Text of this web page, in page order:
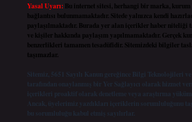
Yasal Uyarı: Bu internet sitesi, herhangi bir marka,
bağlantısı bulunmamaktadır. Sitede yalnızca kendi
paylaşılmaktadır. Burada yer alan içerikler haber niteliği
ve kişiler hakkında paylaşım yapılmamaktadır. Gerçek
benzerlikleri tamamen tesadüfidir. Sitemizdeki bilgiler
taşımazlar.
Sitemiz, 5651 Sayılı Kanun gereğince Bilgi Teknolojileri
tarafından onaylanmış bir Yer Sağlayıcı olarak hizmet
içerikleri proaktif olarak denetleme veya araştırma
Ancak, üyelerimiz yazdıkları içeriklerin sorumluluğunu
bu sorumluluğu kabul etmiş sayılırlar.